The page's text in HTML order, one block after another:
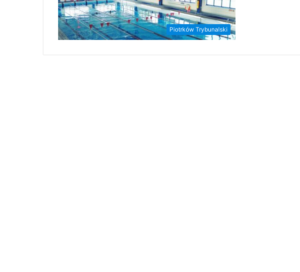
Piotrków Trybunalski